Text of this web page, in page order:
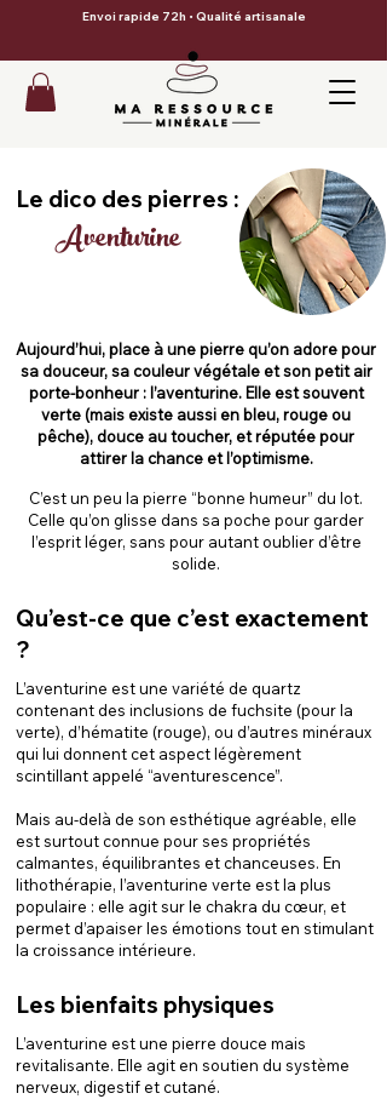
Envoi rapide 72h • Qualité artisanale
Le dico des pierres :
Aventurine
Aujourd’hui, place à une pierre qu’on adore pour
sa douceur, sa couleur végétale et son petit air
porte-bonheur : l’aventurine. Elle est souvent
verte (mais existe aussi en bleu, rouge ou
pêche), douce au toucher, et réputée pour
attirer la chance et l’optimisme.
C’est un peu la pierre “bonne humeur” du lot.
Celle qu’on glisse dans sa poche pour garder
l’esprit léger, sans pour autant oublier d’être
solide.
Qu’est-ce que c’est exactement
?
L’aventurine est une variété de quartz
contenant des inclusions de fuchsite (pour la
verte), d’hématite (rouge), ou d’autres minéraux
qui lui donnent cet aspect légèrement
scintillant appelé “aventurescence”.
Mais au-delà de son esthétique agréable, elle
est surtout connue pour ses propriétés
calmantes, équilibrantes et chanceuses. En
lithothérapie, l’aventurine verte est la plus
populaire : elle agit sur le chakra du cœur, et
permet d’apaiser les émotions tout en stimulant
la croissance intérieure.
Les bienfaits physiques
L’aventurine est une pierre douce mais
revitalisante. Elle agit en soutien du système
nerveux, digestif et cutané.